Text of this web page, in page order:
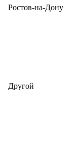
Ростов-на-Дону
Другой